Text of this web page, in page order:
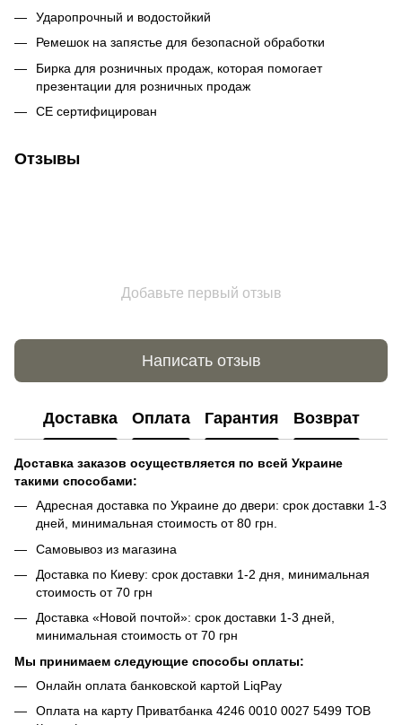
Ударопрочный и водостойкий
Ремешок на запястье для безопасной обработки
Бирка для розничных продаж, которая помогает
презентации для розничных продаж
CE сертифицирован
Отзывы
Добавьте первый отзыв
Написать отзыв
Доставка Оплата Гарантия Возврат
Доставка заказов осуществляется по всей Украине
такими способами:
Адресная доставка по Украине до двери: срок доставки 1-3
дней, минимальная стоимость от 80 грн.
Самовывоз из магазина
Доставка по Киеву: срок доставки 1-2 дня, минимальная
стоимость от 70 грн
Доставка «Новой почтой»: срок доставки 1-3 дней,
минимальная стоимость от 70 грн
Мы принимаем следующие способы оплаты:
Онлайн оплата банковской картой LiqPay
Оплата на карту Приватбанка 4246 0010 0027 5499 ТОВ